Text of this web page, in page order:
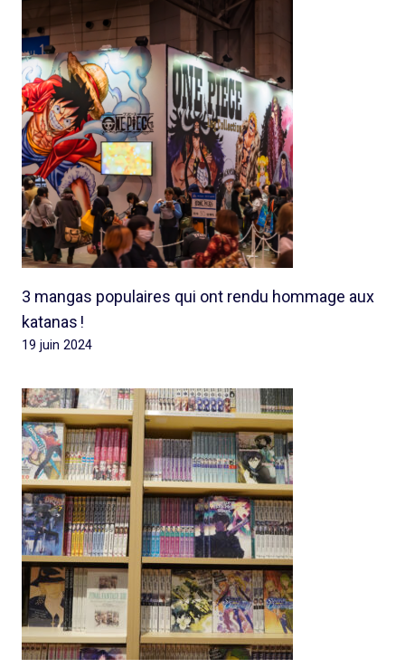
3 mangas populaires qui ont rendu hommage aux
katanas !
19 juin 2024